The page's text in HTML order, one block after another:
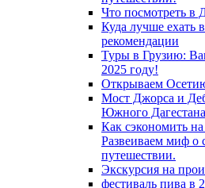
Что посмотреть в
Куда лучше ехать
рекомендации
Туры в Грузию:
2025 году!
Открываем
Мост Джорса и
Южного
Как сэкономить
Развеиваем миф о
путешествии.
Экскурсия на
фестиваль пива в